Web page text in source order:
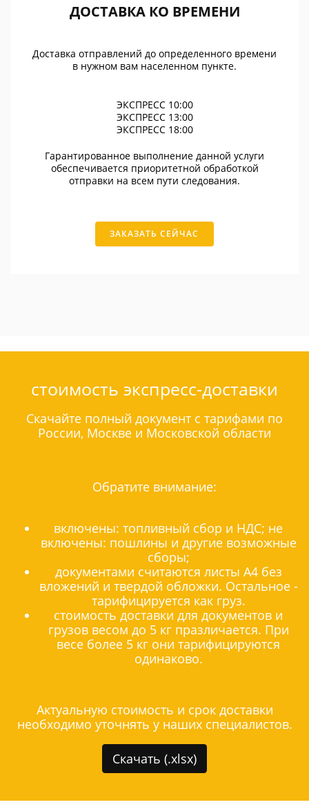
ДОСТАВКА КО ВРЕМЕНИ
Доставка отправлений до определенного времени
в нужном вам населенном пункте.
ЭКСПРЕСС 10:00
ЭКСПРЕСС 13:00
ЭКСПРЕСС 18:00
Гарантированное выполнение данной услуги
обеспечивается приоритетной обработкой
отправки на всем пути следования.
ЗАКАЗАТЬ СЕЙЧАС
стоимость экспресс-доставки
Скачайте полный документ с тарифами по
России, Москве и Московской области
Обратите внимание:
включены: топливный сбор и НДС; не
включены: пошлины и другие возможные
сборы;
документами считаются листы А4 без
вложений и твердой обложки. Остальное -
тарифицируется как груз.
стоимость доставки для документов и
грузов весом до 5 кг празличается. При
весе более 5 кг они тарифицируются
одинаково.
Актуальную стоимость и срок доставки
необходимо уточнять у наших специалистов.
Скачать (.xlsx)